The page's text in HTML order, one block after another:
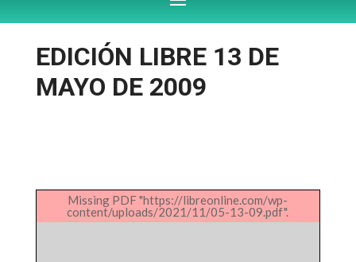
EDICIÓN LIBRE 13 DE
MAYO DE 2009
Missing PDF "https://libreonline.com/wp-
content/uploads/2021/11/05-13-09.pdf".